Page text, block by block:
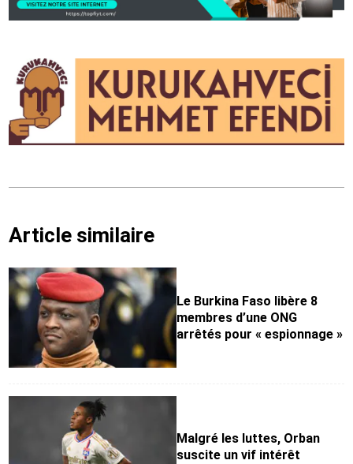
Article similaire
Le Burkina Faso libère 8
membres d’une ONG
arrêtés pour « espionnage »
Malgré les luttes, Orban
suscite un vif intérêt